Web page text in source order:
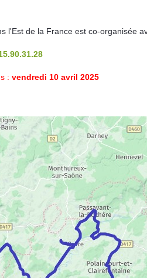
l'Est de la France est co-organisée
: vendredi 10 avril 2025